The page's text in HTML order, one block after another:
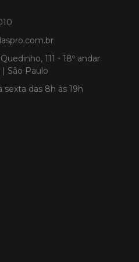
111 - 18º andar
| São Paulo
sexta das 8h às 19h